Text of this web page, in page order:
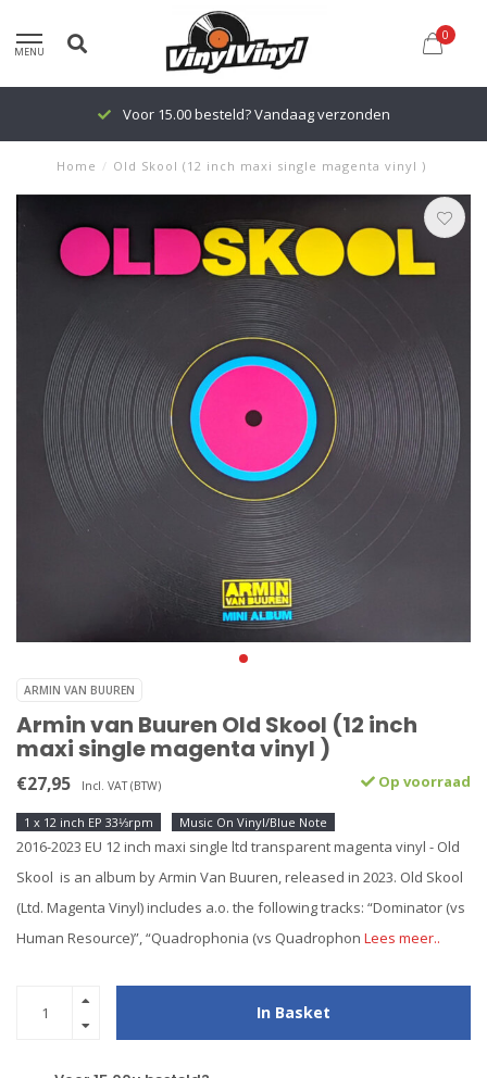
MENU
0
Voor 15.00 besteld? Vandaag verzonden
Home / Old Skool (12 inch maxi single magenta vinyl )
ARMIN VAN BUUREN
Armin van Buuren Old Skool (12 inch
maxi single magenta vinyl )
€27,95 Incl. VAT (BTW) Op voorraad
1 x 12 inch EP 33⅓rpm Music On Vinyl/Blue Note
2016-2023 EU 12 inch maxi single ltd transparent magenta vinyl - Old
Skool is an album by Armin Van Buuren, released in 2023. Old Skool
(Ltd. Magenta Vinyl) includes a.o. the following tracks: “Dominator (vs
Human Resource)”, “Quadrophonia (vs Quadrophon Lees meer..
In Basket